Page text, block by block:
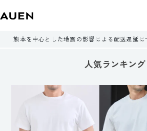
熊本を中心とした地震の影響による配送遅延に
人気ランキング